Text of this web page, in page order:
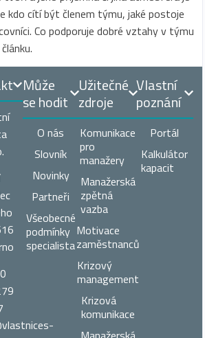
kdo cítí být členem týmu, jaké postoje
Co podporuje dobré vztahy v týmu
Může
se hodit
O nás
Slovník
Novinky
Partneři
Všeobecné
podmínky
specialista
Užitečné
zdroje
Komunikace
pro
manažery
Manažerská
zpětná
vazba
Motivace
zaměstnanců
Krizový
management
Krizová
komunikace
Vlastní
poznání
Portál
Kalkulátor
kapacit